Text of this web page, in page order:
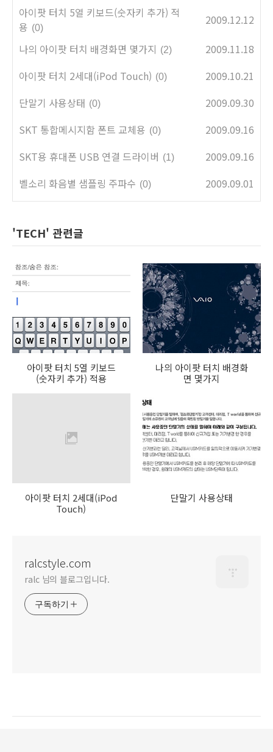
아이팟 터치 5열 키보드(숫자키 추가) 적
용 (0)
2009.12.12
나의 아이팟 터치 배경화면 몇가지 (2)
2009.11.18
아이팟 터치 2세대(iPod Touch) (0)
2009.10.21
단말기 사용상태 (0)
2009.09.30
SKT 통합메시지함 폰트 교체용 (0)
2009.09.16
SKT용 휴대폰 USB 연결 드라이버 (1)
2009.09.16
벨소리 화음별 샘플링 주파수 (0) 2009.09.01
'TECH' 관련글
아이팟 터치 5열 키보드
(숫자키 추가) 적용
나의 아이팟 터치 배경화
면 몇가지
아이팟 터치 2세대(iPod
Touch)
단말기 사용상태
ralcstyle.com
ralc 님의 블로그입니다.
구독하기